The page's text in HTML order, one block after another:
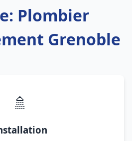
Plombier
Grenoble
🚿